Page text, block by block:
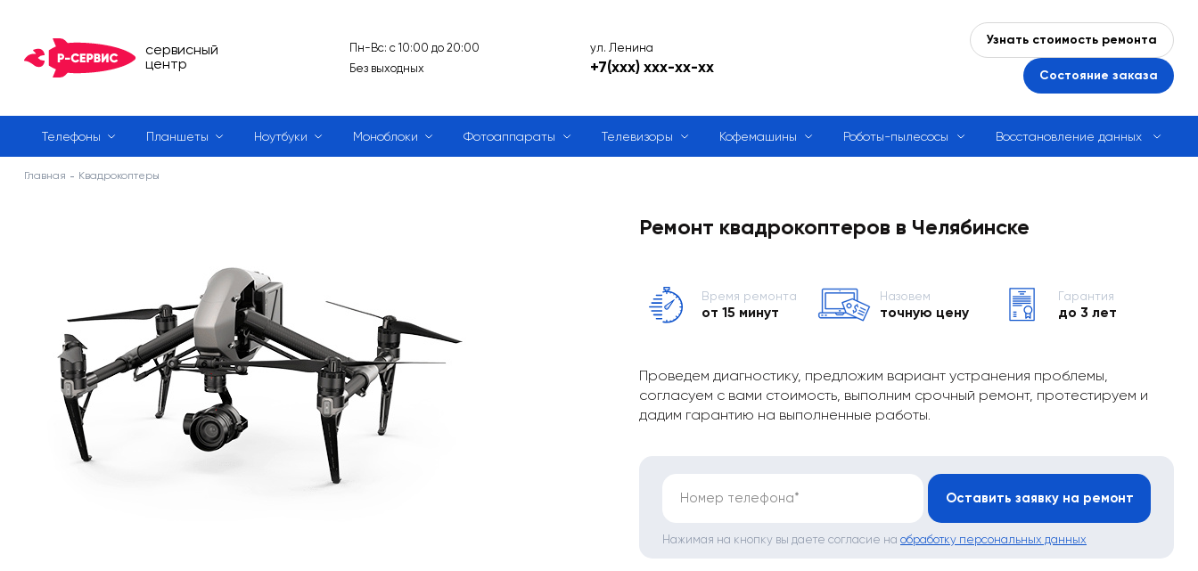
сервисный
центр
Пн-Вс: с 10:00 до 20:00
Без выходных
ул. Ленина
+7(xxx) xxx-xx-xx
Узнать стоимость ремонта
Состояние заказа
Телефоны Планшеты Ноутбуки Моноблоки Фотоаппараты Телевизоры Кофемашины Роботы-пылесосы Восстановление данных
Главная Квадрокоптеры
Ремонт квадрокоптеров в Челябинске
Время ремонта
от 15 минут
Назовем
точную цену
Гарантия
до 3 лет
Проведем диагностику, предложим вариант устранения проблемы,
согласуем с вами стоимость, выполним срочный ремонт, протестируем и
дадим гарантию на выполненные работы.
Номер телефона* Оставить заявку на ремонт
Нажимая на кнопку вы даете согласие на обработку персональных данных